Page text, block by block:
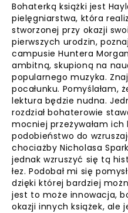
Bohaterką książki jest
pielęgniarstwa, która
stworzonej przy okazji
pierwszych urodzin,
campusie Huntera
ambitną, skupioną na
popularnego muzyka.
pocałunku. Pomyślałam,
lektura będzie nudna.
rozdział bohaterowie
mocniej przeżywałam ich
podobieństwo do
chociażby Nicholasa
jednak wzruszyć się tą
łez. Podobał mi się
dzięki której bardziej
jest to może innowacja,
okazji innych książek, ale